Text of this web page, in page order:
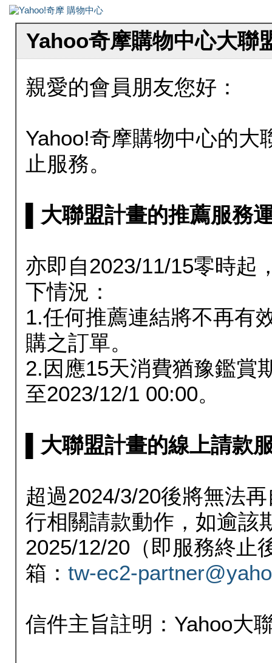
Yahoo奇摩購物中心大聯
親愛的會員朋友您好：
Yahoo!奇摩購物中心的大
止服務。
▌大聯盟計畫的推薦服務
亦即自2023/11/15零時起
下情況：
1.任何推薦連結將不再有
購之訂單。
2.因應15天消費猶豫鑑賞
至2023/12/1 00:00。
▌大聯盟計畫的線上請款
超過2024/3/20後將無法
行相關請款動作，如逾該
2025/12/20（即服務終止
箱： tw-ec2-
信件主旨註明：Yahoo大